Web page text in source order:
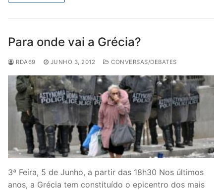
Para onde vai a Grécia?
RDA69 JUNHO 3, 2012 CONVERSAS/DEBATES
3ª Feira, 5 de Junho, a partir das 18h30 Nos últimos
anos, a Grécia tem constituído o epicentro dos mais